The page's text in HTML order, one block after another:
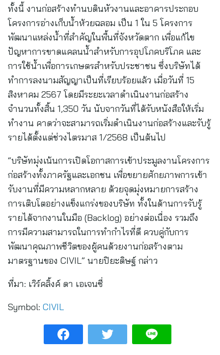
ทั้งนี้ งานก่อสร้างทำนบดินหัวงานและอาคารประกอบ
โครงการอ่างเก็บน้ำห้วยฉลอม เป็น 1 ใน 5 โครงการ
พัฒนาแหล่งน้ำที่สำคัญในพื้นที่จังหวัดตาก เพื่อแก้ไข
ปัญหาการขาดแคลนน้ำสำหรับการอุปโภคบริโภค และ
การใช้น้ำเพื่อการเกษตรสำหรับประชาชน ซึ่งบริษัทได้
ทำการลงนามสัญญาเป็นที่เรียบร้อยแล้ว เมื่อวันที่ 15
สิงหาคม 2567 โดยมีระยะเวลาดำเนินงานก่อสร้าง
จำนวนทั้งสิ้น 1,350 วัน นับจากวันที่ได้รับหนังสือให้เริ่ม
ทำงาน คาดว่าจะสามารถเริ่มดำเนินงานก่อสร้างและรับรู้
รายได้ตั้งแต่ช่วงไตรมาส 1/2568 เป็นต้นไป
“บริษัทมุ่งเน้นการเปิดโอกาสการเข้าประมูลงานโครงการ
ก่อสร้างทั้งภาครัฐและเอกชน เพื่อขยายศักยภาพการเข้า
รับงานที่มีความหลากหลาย ด้วยจุดมุ่งหมายการสร้าง
การเติบโตอย่างแข็งแกร่งของบริษัท ทั้งในด้านการรับรู้
รายได้จากงานในมือ (Backlog) อย่างต่อเนื่อง รวมถึง
การมีความสามารถในการทำกำไรที่ดี ควบคู่กับการ
พัฒนาคุณภาพชีวิตของผู้คนด้วยงานก่อสร้างตาม
มาตรฐานของ CIVIL” นายปิยะดิษฐ์ กล่าว
ที่มา: เวิร์คลิ้งค์ ดา เอเจนซี่
Symbol: CIVIL